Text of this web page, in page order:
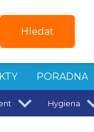
Hledat
PORADNA
Hygiena